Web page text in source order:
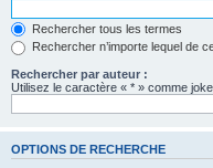
Rechercher tous les termes
Rechercher n’importe lequel de
Rechercher par auteur :
Utilisez le caractère « * » comme
OPTIONS DE RECHERCHE